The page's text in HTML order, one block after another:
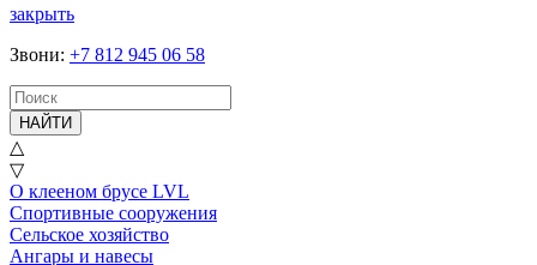
закрыть
Звони: +7 812 945 06 58
НАЙТИ
△
▽
О клееном брусе LVL
Спортивные сооружения
Сельское хозяйство
Ангары и навесы